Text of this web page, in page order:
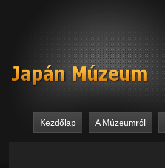
Kezdőlap A Múzeumról